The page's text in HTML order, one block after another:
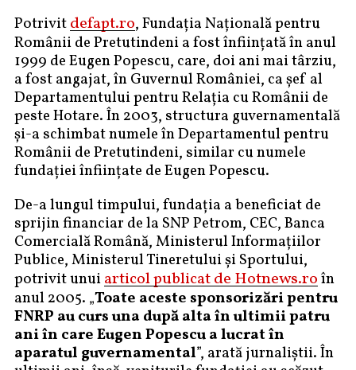
Potrivitdefapt.ro, Fundația Națională pentru
Românii de Pretutindeni a fost înființată în anul
1999 de Eugen Popescu, care, doi ani mai târziu,
a fost angajat, în Guvernul României, ca șef al
Departamentului pentru Relaţia cu Românii de
peste Hotare. În 2003, structura guvernamentală
și-a schimbat numele în Departamentul pentru
Românii de Pretutindeni, similar cu numele
fundaţiei înfiinţate de Eugen Popescu.
De-a lungul timpului, fundaţia a beneficiat de
sprijin financiar de la SNP Petrom, CEC, Banca
Comercială Română, Ministerul Informaţiilor
Publice, Ministerul Tineretului şi Sportului,
potrivit unuiarticol publicat de Hotnews.roîn
anul 2005. „Toate aceste sponsorizări pentru
FNRP au curs una după alta în ultimii patru
ani în care Eugen Popescu a lucrat în
aparatul guvernamental”, arată jurnaliştii. În